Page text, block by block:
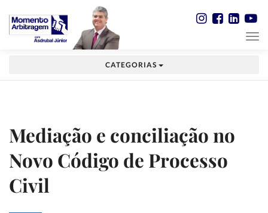
CATEGORIAS
Mediação e conciliação no
Novo Código de Processo
Civil